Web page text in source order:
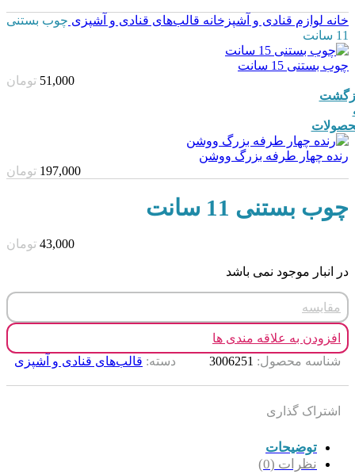
خانه لوازم قنادی و آشپزخانه قالب‌های قنادی و آشپزی چوب بستنی
11 سانت
چوب بستنی 15 سانت
51,000 تومان
رنده چهار طرفه بزرگ ووشن
197,000 تومان
چوب بستنی 11 سانت
43,000 تومان
در انبار موجود نمی باشد
مقایسه
افزودن به علاقه مندی ها
شناسه محصول: 3006251 دسته: قالب‌های قنادی و آشپزی
اشتراک گذاری
توضیحات
نظرات (0)